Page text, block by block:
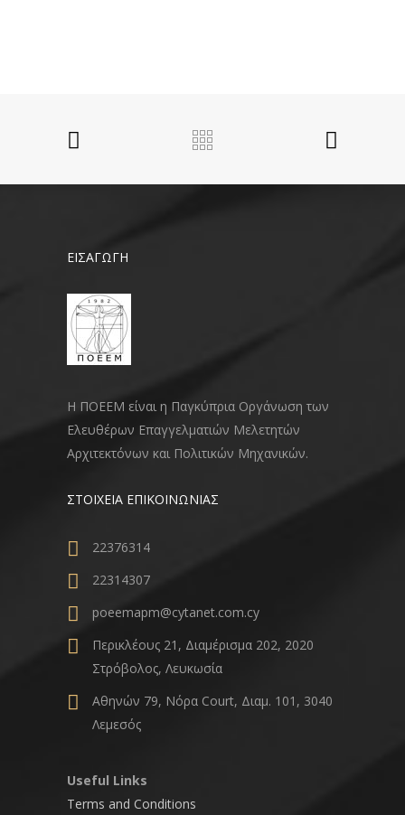
ΕΙΣΑΓΩΓΗ
Η ΠΟΕΕΜ είναι η Παγκύπρια Οργάνωση των
Ελευθέρων Επαγγελματιών Μελετητών
Αρχιτεκτόνων και Πολιτικών Μηχανικών.
ΣΤΟΙΧΕΙΑ ΕΠΙΚΟΙΝΩΝΙΑΣ
22376314
22314307
poeemapm@cytanet.com.cy
Περικλέους 21, Διαμέρισμα 202, 2020
Στρόβολος, Λευκωσία
Αθηνών 79, Νόρα Court, Διαμ. 101, 3040
Λεμεσός
Useful Links
Terms and Conditions